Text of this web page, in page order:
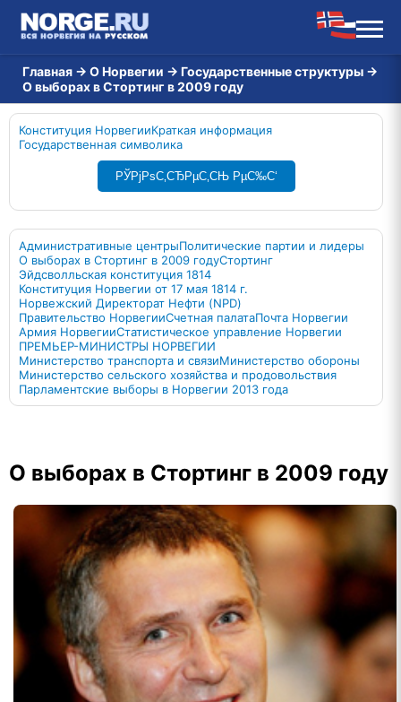
Главная → О Норвегии → Государственные структуры →
О выборах в Стортинг в 2009 году
Конституция НорвегииКраткая информация
Государственная символика
РЎРјРѕС‚СЂРµС‚СЊ РµС‰С‘
Административные центрыПолитические партии и лидеры
О выборах в Стортинг в 2009 годуСтортинг
Эйдсволльская конституция 1814
Конституция Норвегии от 17 мая 1814 г.
Норвежский Директорат Нефти (NPD)
Правительство НорвегииСчетная палатаПочта Норвегии
Армия НорвегииСтатистическое управление Норвегии
ПРЕМЬЕР-МИНИСТРЫ НОРВЕГИИ
Министерство транспорта и связиМинистерство обороны
Министерство сельского хозяйства и продовольствия
Парламентские выборы в Норвегии 2013 года
О выборах в Стортинг в 2009 году